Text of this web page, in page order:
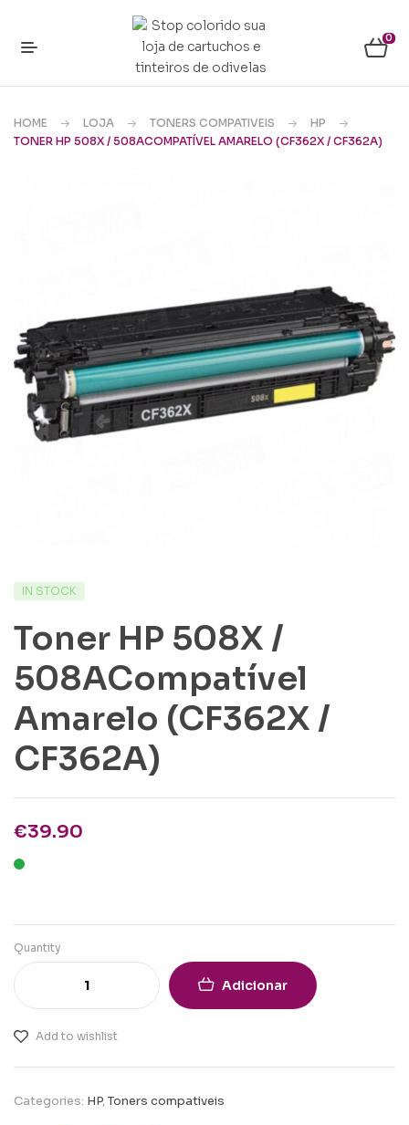
0
HOME LOJA TONERS COMPATIVEIS
HP
TONER HP 508X / 508ACOMPATÍVEL AMARELO (CF362X / CF362A)
IN STOCK
Toner HP 508X /
508ACompatível
Amarelo (CF362X /
CF362A)
€39.90
Quantity
Adicionar
Add to wishlist
Categories: HP,Toners compativeis